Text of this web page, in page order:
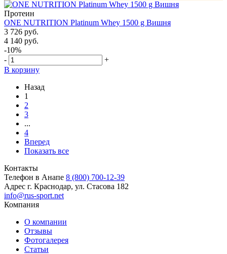
Протеин
ONE NUTRITION Platinum Whey 1500 g Вишня
3 726 руб.
4 140 руб.
-10%
-
+
В корзину
Назад
1
2
3
...
4
Вперед
Показать все
Контакты
Телефон в Анапе 8 (800) 700-12-39
Адрес г. Краснодар, ул. Стасова 182
info@rus-sport.net
Компания
О компании
Отзывы
Фотогалерея
Статьи